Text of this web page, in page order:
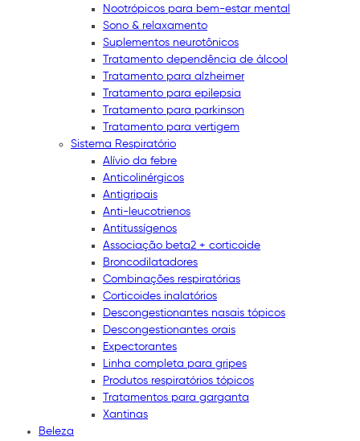
Nootrópicos para bem-estar mental
Sono & relaxamento
Suplementos neurotônicos
Tratamento dependência de álcool
Tratamento para alzheimer
Tratamento para epilepsia
Tratamento para parkinson
Tratamento para vertigem
Sistema Respiratório
Alívio da febre
Anticolinérgicos
Antigripais
Anti-leucotrienos
Antitussígenos
Associação beta2 + corticoide
Broncodilatadores
Combinações respiratórias
Corticoides inalatórios
Descongestionantes nasais tópicos
Descongestionantes orais
Expectorantes
Linha completa para gripes
Produtos respiratórios tópicos
Tratamentos para garganta
Xantinas
Beleza